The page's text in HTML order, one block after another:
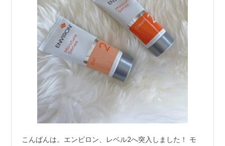
こんばんは。エンビロン、レベル2へ突入しました！ モ